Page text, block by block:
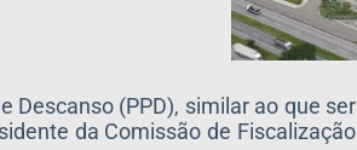
Descanso (PPD), similar ao que
da Comissão de